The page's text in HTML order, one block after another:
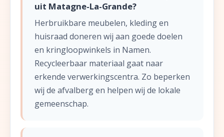
uit Matagne-La-Grande?
Herbruikbare meubelen, kleding en
huisraad doneren wij aan goede doelen
en kringloopwinkels in Namen.
Recycleerbaar materiaal gaat naar
erkende verwerkingscentra. Zo beperken
wij de afvalberg en helpen wij de lokale
gemeenschap.